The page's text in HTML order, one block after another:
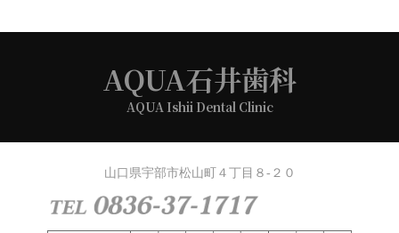
AQUA石井歯科
AQUA Ishii Dental Clinic
山口県宇部市松山町４丁目８-２０